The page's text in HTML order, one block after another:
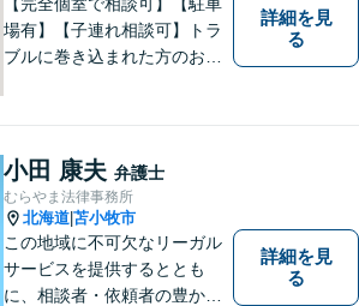
場有】【子連れ相談可】トラ
ブルに巻き込まれた方のお力
になれればと思っております
ので、どうぞお気軽にご相談
ください。
詳細を見
る
小田 康夫 弁護士
むらやま法律事務所
北海道 苫小牧市
この地域に不可欠なリーガル
サービスを提供するととも
に、相談者・依頼者の豊かな
詳細を見
る